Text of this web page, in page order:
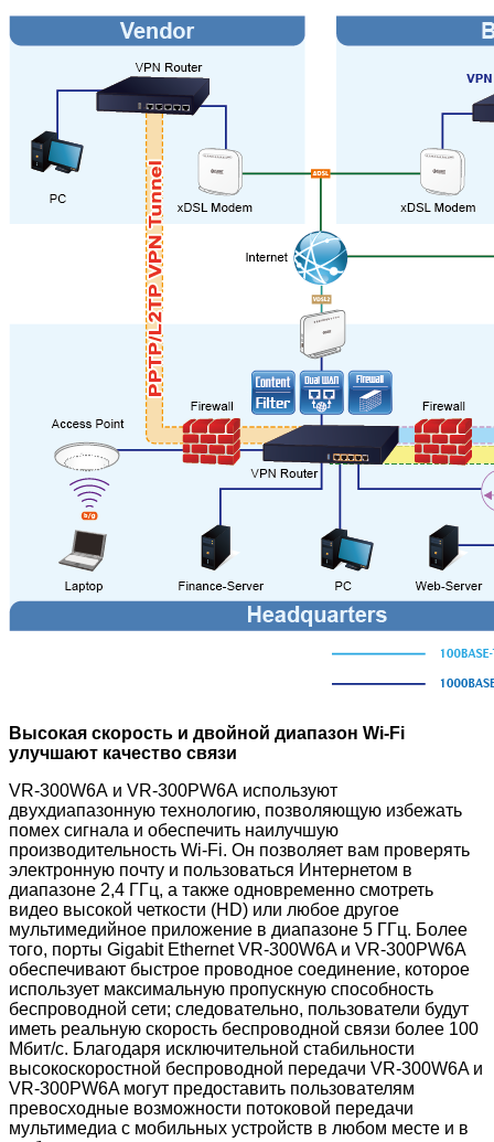
Высокая скорость и двойной диапазон Wi-Fi
улучшают качество связи
VR-300W6A и VR-300PW6A используют
двухдиапазонную технологию, позволяющую избежать
помех сигнала и обеспечить наилучшую
производительность Wi-Fi. Он позволяет вам проверять
электронную почту и пользоваться Интернетом в
диапазоне 2,4 ГГц, а также одновременно смотреть
видео высокой четкости (HD) или любое другое
мультимедийное приложение в диапазоне 5 ГГц. Более
того, порты Gigabit Ethernet VR-300W6A и VR-300PW6A
обеспечивают быстрое проводное соединение, которое
использует максимальную пропускную способность
беспроводной сети; следовательно, пользователи будут
иметь реальную скорость беспроводной связи более 100
Мбит/с. Благодаря исключительной стабильности
высокоскоростной беспроводной передачи VR-300W6A и
VR-300PW6A могут предоставить пользователям
превосходные возможности потоковой передачи
мультимедиа с мобильных устройств в любом месте и в